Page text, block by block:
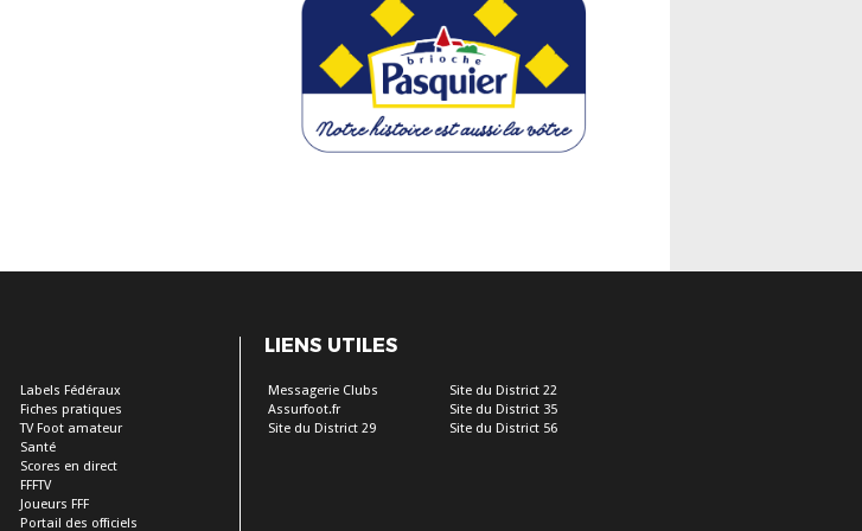
Labels Fédéraux
Fiches pratiques
TV Foot amateur
Santé
Scores en direct
FFFTV
Joueurs FFF
Portail des officiels
LIENS UTILES
Messagerie Clubs
Assurfoot.fr
Site du District 29
Site du District 22
Site du District 35
Site du District 56